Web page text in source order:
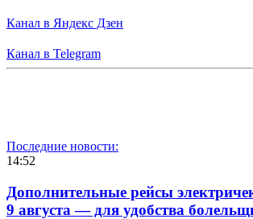
Канал в Яндекс Дзен
Канал в Telegram
Последние новости:
14:52
Дополнительные рейсы
9 августа — для удобства